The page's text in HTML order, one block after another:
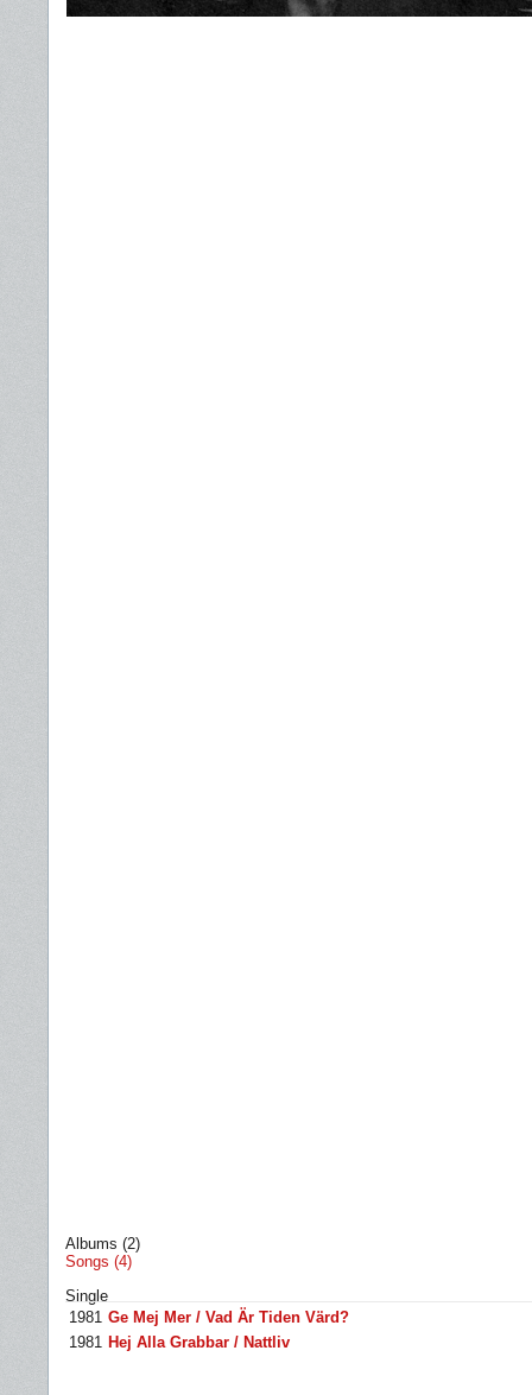
Albums (2)
Songs (4)
Single
1981 Ge Mej Mer / Vad Är Tiden Värd?
1981 Hej Alla Grabbar / Nattliv